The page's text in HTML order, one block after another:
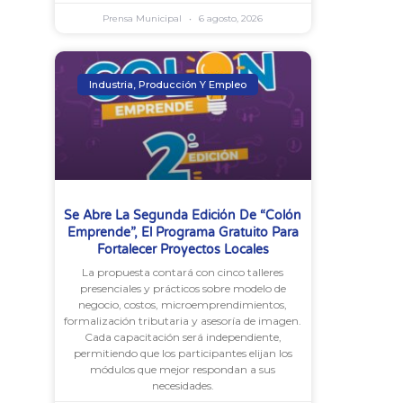
Prensa Municipal 6 agosto, 2026
Industria, Producción Y Empleo
Se Abre La Segunda Edición De “Colón
Emprende”, El Programa Gratuito Para
Fortalecer Proyectos Locales
La propuesta contará con cinco talleres
presenciales y prácticos sobre modelo de
negocio, costos, microemprendimientos,
formalización tributaria y asesoría de imagen.
Cada capacitación será independiente,
permitiendo que los participantes elijan los
módulos que mejor respondan a sus
necesidades.